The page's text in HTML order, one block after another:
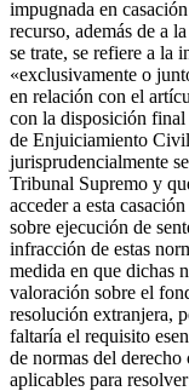
impugnada en
recurso, además de a
se trate, se refiere a la
«exclusivamente o
en relación con el
con la disposición final
de Enjuiciamiento
jurisprudencialmente
Tribunal Supremo y
acceder a esta
sobre ejecución de
infracción de estas
medida en que dichas
valoración sobre el
resolución extranjera,
faltaría el requisito
de normas del
aplicables para